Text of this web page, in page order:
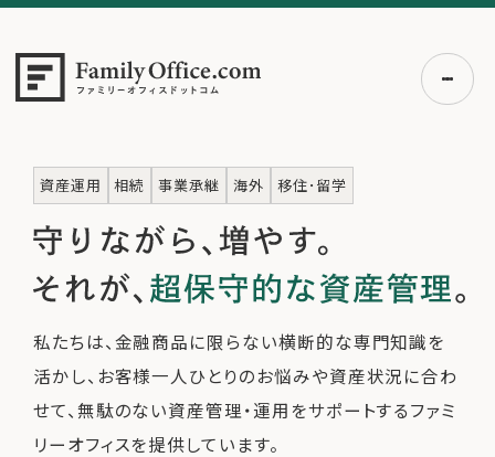
初めての方へ
事例紹介
エキスパート一覧
無料講座
コラム
利用者の声
資産運用 相続 事業承継 海外 移住･留学
私たちは、金融商品に限らない横断的な専門知識を
活かし、お客様一人ひとりのお悩みや資産状況に合わ
せて、 無駄のない資産管理・運用をサポートするファミ
リーオフィスを提供しています。